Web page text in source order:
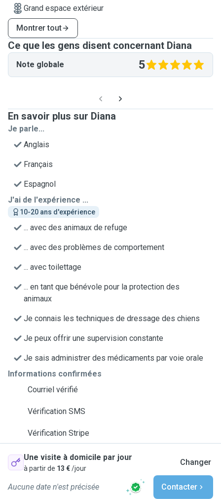
Grand espace extérieur
Montrer tout
Ce que les gens disent concernant Diana
Note globale 5
En savoir plus sur Diana
Je parle...
Anglais
Français
Espagnol
J'ai de l'expérience ...
10-20 ans d'expérience
... avec des animaux de refuge
... avec des problèmes de comportement
... avec toilettage
... en tant que bénévole pour la protection des
animaux
Je connais les techniques de dressage des chiens
Je peux offrir une supervision constante
Je sais administrer des médicaments par voie orale
Informations confirmées
Courriel vérifié
Vérification SMS
Vérification Stripe
Une visite à domicile par jour
à partir de 13 €/jour
Changer
Aucune date n'est précisée Contacter